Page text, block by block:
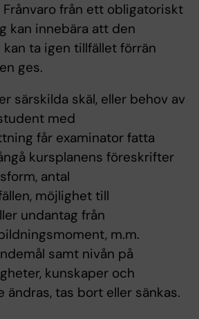
från ett obligatoriskt
kan innebära att den
ta igen tillfället förrän
ges.
särskilda skäl, eller behov av
med
får examinator fatta
kursplanens föreskrifter
antal
möjlighet till
undantag från
m.m.
samt nivån på
kunskaper och
ändras, tas bort eller sänkas.